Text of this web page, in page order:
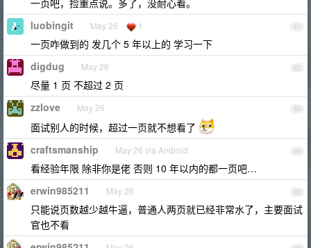
一页吧，捡重点说。多了，没耐心看。
41
luobingit May 26 1
一页咋做到的 发几个 5 年以上的 学习一下
42
digdug May 26
尽量 1 页 不超过 2 页
43
zzlove May 26
面试别人的时候，超过一页就不想看了
44
craftsmanship May 26 via Android
看经验年限 除非你是佬 否则 10 年以内的都一页吧…
45
erwin985211 May 26
只能说页数越少越牛逼，普通人两页就已经非常水了，主要面试
官也不看